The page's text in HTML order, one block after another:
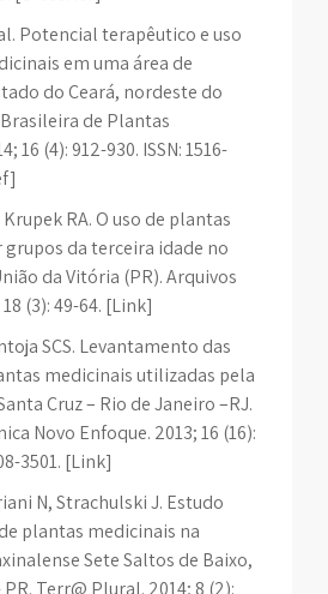
Potencial terapêutico e uso
em uma área de
do Ceará, nordeste do
de Plantas
16 (4): 912-930. ISSN: 1516-
RA. O uso de plantas
da terceira idade no
da Vitória (PR). Arquivos
(3): 49-64. [Link]
SCS. Levantamento das
medicinais utilizadas pela
Cruz – Rio de Janeiro –RJ.
Novo Enfoque. 2013; 16 (16):
3501. [Link]
N, Strachulski J. Estudo
plantas medicinais na
Sete Saltos de Baixo,
Terr@ Plural. 2014; 8 (2):